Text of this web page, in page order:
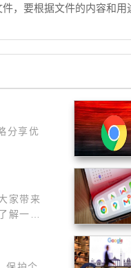
，要根据文件的内容和用
分享优
家带来
解一下